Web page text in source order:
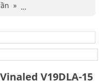
»
15 15W
V19DLA-15